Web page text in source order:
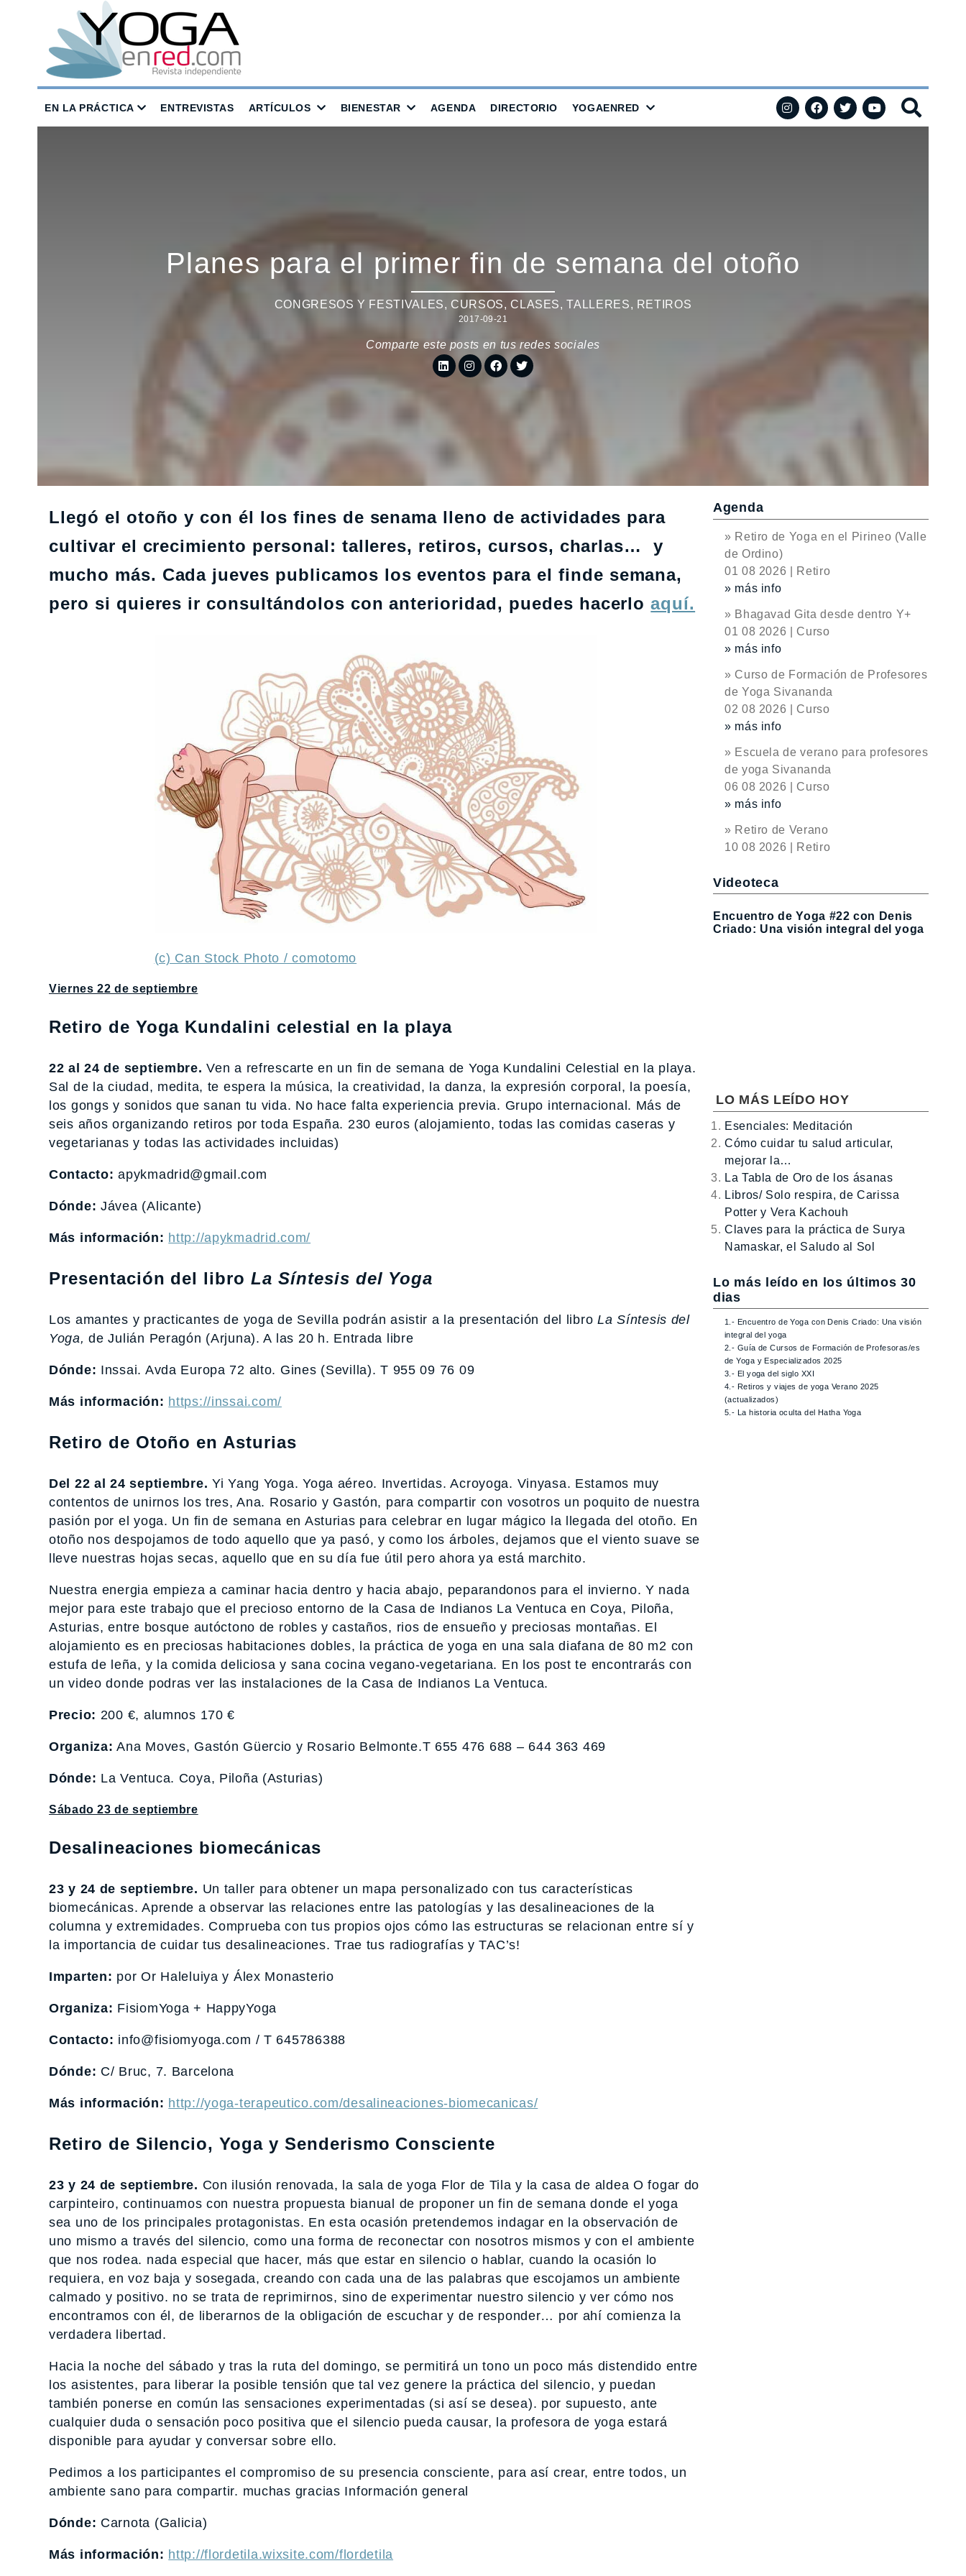
EN LA PRÁCTICA ENTREVISTAS ARTÍCULOS BIENESTAR AGENDA DIRECTORIO YOGAENRED
Planes para el primer fin de semana del otoño
CONGRESOS Y FESTIVALES, CURSOS, CLASES, TALLERES, RETIROS
2017-09-21
Comparte este posts en tus redes sociales
Llegó el otoño y con él los fines de senama lleno de actividades para
cultivar el crecimiento personal: talleres, retiros, cursos, charlas… y
mucho más. Cada jueves publicamos los eventos para el finde semana,
pero si quieres ir consultándolos con anterioridad, puedes hacerloaquí.
(c) Can Stock Photo / comotomo
Viernes 22 de septiembre
Retiro de Yoga Kundalini celestial en la playa
22 al 24 de septiembre. Ven a refrescarte en un fin de semana de Yoga Kundalini Celestial en la playa.
Sal de la ciudad, medita, te espera la música, la creatividad, la danza, la expresión corporal, la poesía,
los gongs y sonidos que sanan tu vida. No hace falta experiencia previa. Grupo internacional. Más de
seis años organizando retiros por toda España. 230 euros (alojamiento, todas las comidas caseras y
vegetarianas y todas las actividades incluidas)
Contacto: apykmadrid@gmail.com
Dónde: Jávea (Alicante)
Más información: http://apykmadrid.com/
Presentación del libroLa Síntesis del Yoga
Los amantes y practicantes de yoga de Sevilla podrán asistir a la presentación del libroLa Síntesis del
Yoga, de Julián Peragón (Arjuna). A las 20 h. Entrada libre
Dónde: Inssai. Avda Europa 72 alto. Gines (Sevilla). T 955 09 76 09
Más información: https://inssai.com/
Retiro de Otoño en Asturias
Del 22 al 24 septiembre. Yi Yang Yoga. Yoga aéreo. Invertidas. Acroyoga. Vinyasa. Estamos muy
contentos de unirnos los tres, Ana. Rosario y Gastón, para compartir con vosotros un poquito de nuestra
pasión por el yoga. Un fin de semana en Asturias para celebrar en lugar mágico la llegada del otoño. En
otoño nos despojamos de todo aquello que ya pasó, y como los árboles, dejamos que el viento suave se
lleve nuestras hojas secas, aquello que en su día fue útil pero ahora ya está marchito.
Nuestra energia empieza a caminar hacia dentro y hacia abajo, peparandonos para el invierno. Y nada
mejor para este trabajo que el precioso entorno de la Casa de Indianos La Ventuca en Coya, Piloña,
Asturias, entre bosque autóctono de robles y castaños, rios de ensueño y preciosas montañas. El
alojamiento es en preciosas habitaciones dobles, la práctica de yoga en una sala diafana de 80 m2 con
estufa de leña, y la comida deliciosa y sana cocina vegano-vegetariana. En los post te encontrarás con
un video donde podras ver las instalaciones de la Casa de Indianos La Ventuca.
Precio: 200 €, alumnos 170 €
Organiza: Ana Moves, Gastón Güercio y Rosario Belmonte.T 655 476 688 – 644 363 469
Dónde: La Ventuca. Coya, Piloña (Asturias)
Sábado 23 de septiembre
Desalineaciones biomecánicas
23 y 24 de septiembre. Un taller para obtener un mapa personalizado con tus características
biomecánicas. Aprende a observar las relaciones entre las patologías y las desalineaciones de la
columna y extremidades. Comprueba con tus propios ojos cómo las estructuras se relacionan entre sí y
la importancia de cuidar tus desalineaciones. Trae tus radiografías y TAC’s!
Imparten: por Or Haleluiya y Álex Monasterio
Organiza: FisiomYoga + HappyYoga
Contacto: info@fisiomyoga.com / T 645786388
Dónde: C/ Bruc, 7. Barcelona
Más información: http://yoga-terapeutico.com/desalineaciones-biomecanicas/
Retiro de Silencio, Yoga y Senderismo Consciente
23 y 24 de septiembre. Con ilusión renovada, la sala de yoga Flor de Tila y la casa de aldea O fogar do
carpinteiro, continuamos con nuestra propuesta bianual de proponer un fin de semana donde el yoga
sea uno de los principales protagonistas. En esta ocasión pretendemos indagar en la observación de
uno mismo a través del silencio, como una forma de reconectar con nosotros mismos y con el ambiente
que nos rodea. nada especial que hacer, más que estar en silencio o hablar, cuando la ocasión lo
requiera, en voz baja y sosegada, creando con cada una de las palabras que escojamos un ambiente
calmado y positivo. no se trata de reprimirnos, sino de experimentar nuestro silencio y ver cómo nos
encontramos con él, de liberarnos de la obligación de escuchar y de responder… por ahí comienza la
verdadera libertad.
Hacia la noche del sábado y tras la ruta del domingo, se permitirá un tono un poco más distendido entre
los asistentes, para liberar la posible tensión que tal vez genere la práctica del silencio, y puedan
también ponerse en común las sensaciones experimentadas (si así se desea). por supuesto, ante
cualquier duda o sensación poco positiva que el silencio pueda causar, la profesora de yoga estará
disponible para ayudar y conversar sobre ello.
Pedimos a los participantes el compromiso de su presencia consciente, para así crear, entre todos, un
ambiente sano para compartir. muchas gracias Información general
Dónde: Carnota (Galicia)
Más información: http://flordetila.wixsite.com/flordetila
Agenda
» Retiro de Yoga en el Pirineo (Valle
de Ordino)
01 08 2026 | Retiro
» más info
» Bhagavad Gita desde dentro Y+
01 08 2026 | Curso
» más info
» Curso de Formación de Profesores
de Yoga Sivananda
02 08 2026 | Curso
» más info
» Escuela de verano para profesores
de yoga Sivananda
06 08 2026 | Curso
» más info
» Retiro de Verano
10 08 2026 | Retiro
Videoteca
Encuentro de Yoga #22 con Denis
Criado: Una visión integral del yoga
LO MÁS LEÍDO HOY
Esenciales: Meditación
Cómo cuidar tu salud articular,
mejorar la…
La Tabla de Oro de los ásanas
Libros/ Solo respira, de Carissa
Potter y Vera Kachouh
Claves para la práctica de Surya
Namaskar, el Saludo al Sol
Lo más leído en los últimos 30
dias
1.- Encuentro de Yoga con Denis Criado: Una visión
integral del yoga
2.- Guía de Cursos de Formación de Profesoras/es
de Yoga y Especializados 2025
3.- El yoga del siglo XXI
4.- Retiros y viajes de yoga Verano 2025
(actualizados)
5.- La historia oculta del Hatha Yoga